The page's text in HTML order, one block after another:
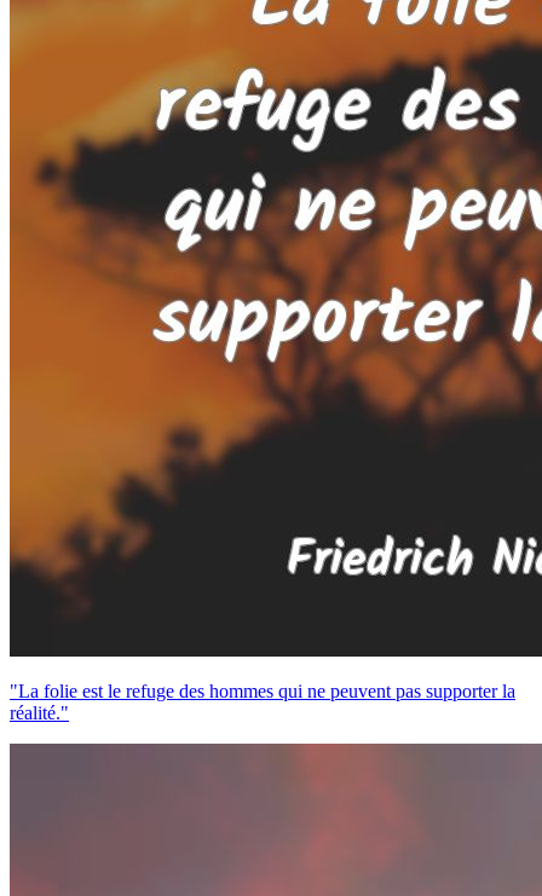
"La folie est le refuge des hommes qui ne peuvent pas supporter la
réalité."